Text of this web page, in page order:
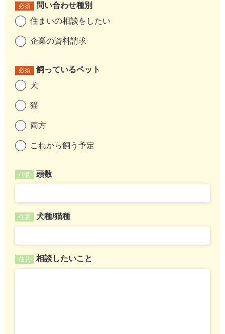
必須
問い合わせ種別
住まいの相談をしたい
企業の資料請求
必須
飼っているペット
犬
猫
両方
これから飼う予定
任意 頭数
任意 犬種/猫種
任意 相談したいこと